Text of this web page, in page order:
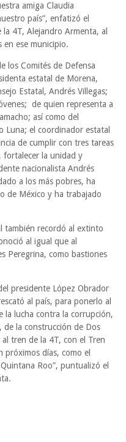
amiga Claudia
país”, enfatizó el
4T, Alejandro Armenta, al
en ese municipio.
los Comités de Defensa
estatal de Morena,
Estatal, Andrés Villegas;
de quien representa a
así como del
Luna; el coordinador estatal
de cumplir con tres tareas
fortalecer la unidad y
nacionalista Andrés
a los más pobres, ha
de México y ha trabajado
también recordó al extinto
al igual que al
Peregrina, como bastiones
presidente López Obrador
al país, para ponerlo al
la lucha contra la corrupción,
de la construcción de Dos
tren de la 4T, con el Tren
próximos días, como el
Roo”, puntualizó el